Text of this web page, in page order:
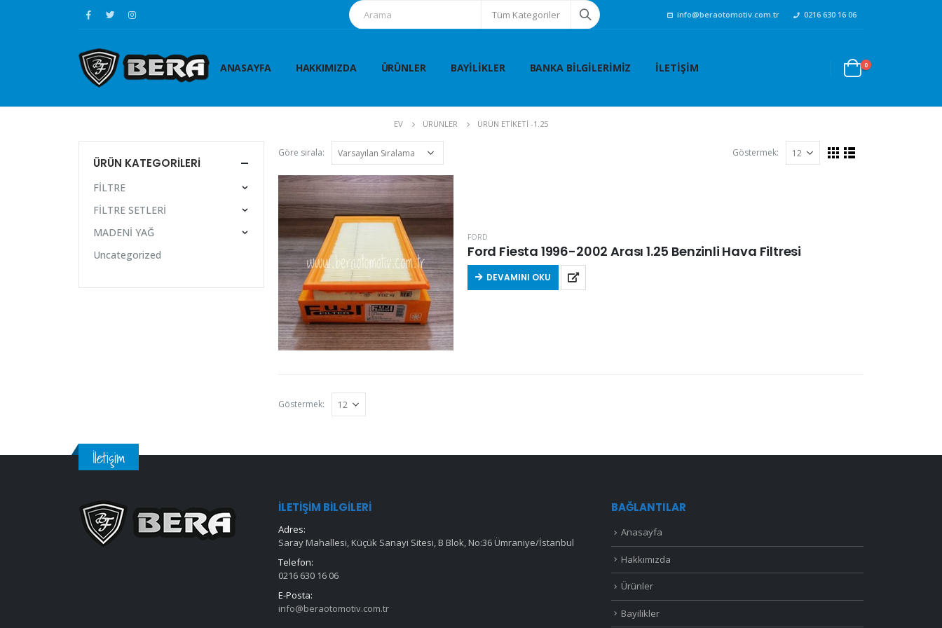
Tüm Kategoriler info@beraotomotiv.com.tr 0216 630 16 06
ANASAYFA HAKKIMIZDA ÜRÜNLER BAYILIKLER BANKA BILGILERIMIZ İLETIŞIM 0
EV ÜRÜNLER ÜRÜN ETIKETI -1.25
Göre sırala: Göstermek:
FORD
Ford Fiesta 1996-2002 Arası 1.25 Benzinli Hava Filtresi
DEVAMINI OKU
Göstermek:
ÜRÜN KATEGORILERI
FİLTRE
FİLTRE SETLERİ
MADENİ YAĞ
Uncategorized
İletişim
İLETIŞIM BILGILERI
Adres:
Saray Mahallesi, Küçük Sanayi Sitesi, B Blok, No:36 Ümraniye/İstanbul
Telefon:
0216 630 16 06
E-Posta:
info@beraotomotiv.com.tr
BAĞLANTILAR
Anasayfa
Hakkımızda
Ürünler
Bayilikler